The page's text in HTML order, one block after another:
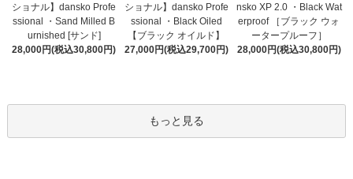
ショナル】dansko Profe
ssional ・Sand Milled B
urnished [サンド]
28,000円(税込30,800円)
ショナル】dansko Profe
ssional ・Black Oiled
【ブラック オイルド】
27,000円(税込29,700円)
nsko XP 2.0 ・Black Wat
erproof ［ブラック ウォ
ータープルーフ］
28,000円(税込30,800円)
もっと見る